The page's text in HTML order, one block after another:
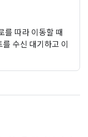
를 따라 이동할 때
수신 대기하고 이